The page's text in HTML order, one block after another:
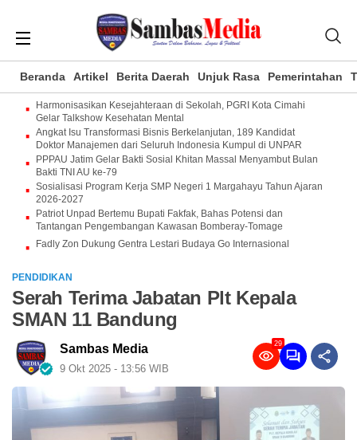
Beranda Artikel Berita Daerah Unjuk Rasa Pemerintahan
Harmonisasikan Kesejahteraan di Sekolah, PGRI Kota Cimahi
Gelar Talkshow Kesehatan Mental
Angkat Isu Transformasi Bisnis Berkelanjutan, 189 Kandidat
Doktor Manajemen dari Seluruh Indonesia Kumpul di UNPAR
PPPAU Jatim Gelar Bakti Sosial Khitan Massal Menyambut Bulan
Bakti TNI AU ke-79
Sosialisasi Program Kerja SMP Negeri 1 Margahayu Tahun Ajaran
2026-2027
Patriot Unpad Bertemu Bupati Fakfak, Bahas Potensi dan
Tantangan Pengembangan Kawasan Bomberay-Tomage
Fadly Zon Dukung Gentra Lestari Budaya Go Internasional
PENDIDIKAN
Serah Terima Jabatan Plt Kepala
SMAN 11 Bandung
Sambas Media
9 Okt 2025 - 13:56 WIB
29